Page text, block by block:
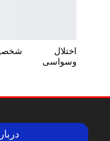
اختلال
وسواسی